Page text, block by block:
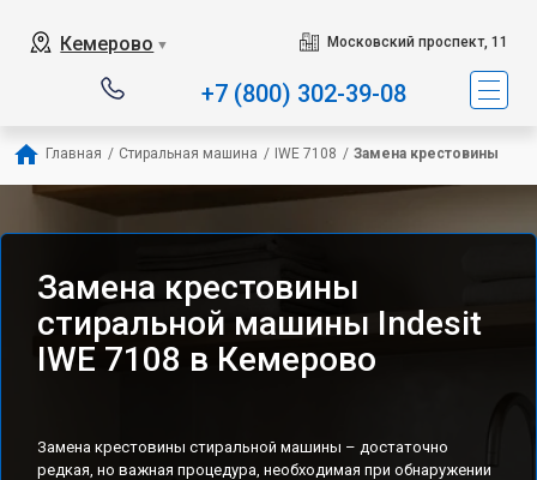
Кемерово ▼ Московский проспект, 11
+7 (800) 302-39-08
Главная / Стиральная машина / IWE 7108 / Замена крестовины
Замена крестовины
стиральной машины Indesit
IWE 7108 в Кемерово
Замена крестовины стиральной машины – достаточно
редкая, но важная процедура, необходимая при обнаружении